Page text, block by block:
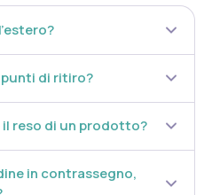
coloranti: ossidi di ferro, complessi
1.000 mg
di ritiro?
reso di un prodotto?
in contrassegno,